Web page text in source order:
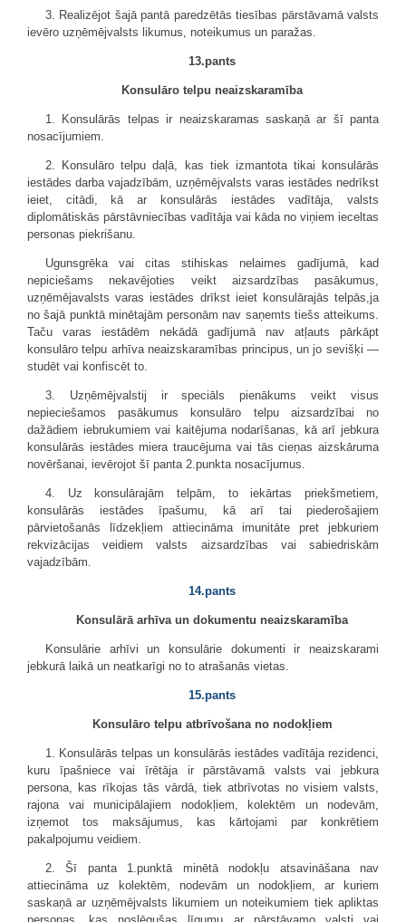
3. Realizējot šajā pantā paredzētās tiesības pārstāvamā valsts
ievēro uzņēmējvalsts likumus, noteikumus un paražas.
13.pants
Konsulāro telpu neaizskaramība
1. Konsulārās telpas ir neaizskaramas saskaņā ar šī panta
nosacījumiem.
2. Konsulāro telpu daļā, kas tiek izmantota tikai konsulārās
iestādes darba vajadzībām, uzņēmējvalsts varas iestādes nedrīkst
ieiet, citādi, kā ar konsulārās iestādes vadītāja, valsts
diplomātiskās pārstāvniecības vadītāja vai kāda no viņiem ieceltas
personas piekrišanu.
Ugunsgrēka vai citas stihiskas nelaimes gadījumā, kad
nepiciešams nekavējoties veikt aizsardzības pasākumus,
uzņēmējavalsts varas iestādes drīkst ieiet konsulārajās telpās,ja
no šajā punktā minētajām personām nav saņemts tiešs atteikums.
Taču varas iestādēm nekādā gadījumā nav atļauts pārkāpt
konsulāro telpu arhīva neaizskaramības principus, un jo sevišķi —
studēt vai konfiscēt to.
3. Uzņēmējvalstij ir speciāls pienākums veikt visus
nepieciešamos pasākumus konsulāro telpu aizsardzībai no
dažādiem iebrukumiem vai kaitējuma nodarīšanas, kā arī jebkura
konsulārās iestādes miera traucējuma vai tās cieņas aizskāruma
novēršanai, ievērojot šī panta 2.punkta nosacījumus.
4. Uz konsulārajām telpām, to iekārtas priekšmetiem,
konsulārās iestādes īpašumu, kā arī tai piederošajiem
pārvietošanās līdzekļiem attiecināma imunitāte pret jebkuriem
rekvizācijas veidiem valsts aizsardzības vai sabiedriskām
vajadzībām.
14.pants
Konsulārā arhīva un dokumentu neaizskaramība
Konsulārie arhīvi un konsulārie dokumenti ir neaizskarami
jebkurā laikā un neatkarīgi no to atrašanās vietas.
15.pants
Konsulāro telpu atbrīvošana no nodokļiem
1. Konsulārās telpas un konsulārās iestādes vadītāja rezidenci,
kuru īpašniece vai īrētāja ir pārstāvamā valsts vai jebkura
persona, kas rīkojas tās vārdā, tiek atbrīvotas no visiem valsts,
rajona vai municipālajiem nodokļiem, kolektēm un nodevām,
izņemot tos maksājumus, kas kārtojami par konkrētiem
pakalpojumu veidiem.
2. Šī panta 1.punktā minētā nodokļu atsavināšana nav
attiecināma uz kolektēm, nodevām un nodokļiem, ar kuriem
saskaņā ar uzņēmējvalsts likumiem un noteikumiem tiek apliktas